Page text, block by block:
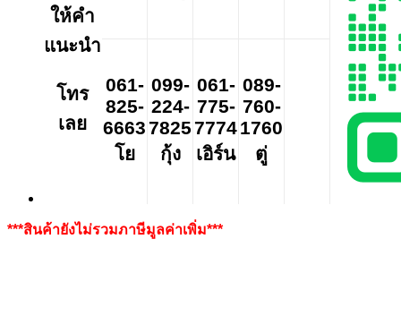
ให้คำ
แนะนำ
โทร
เลย
061-
825-
6663
โย
099-
224-
7825
กุ้ง
061-
775-
7774
เอิร์น
089-
760-
1760
ตู่
***สินค้ายังไม่รวมภาษีมูลค่าเพิ่ม***